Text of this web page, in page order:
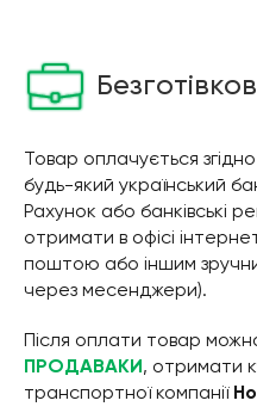
Товар оплачується
будь-який український
Рахунок або банківські
отримати в офісі
поштою або іншим
через месенджери).
Після оплати товар
ПРОДАВАКИ, отримати
транспортної компанії